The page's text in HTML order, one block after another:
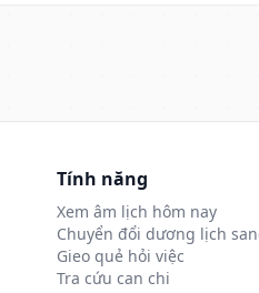
Tính năng
Xem âm lịch hôm nay
Chuyển đổi dương lịch
Gieo quẻ hỏi việc
Tra cứu can chi